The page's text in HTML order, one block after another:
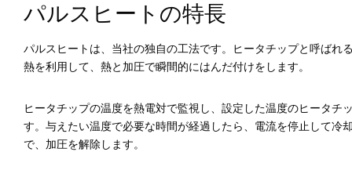
パルスヒートの特長
パルスヒートは、当社の独自の工法です。ヒータチップと呼ばれ
熱を利用して、熱と加圧で瞬間的にはんだ付けをします。
ヒータチップの温度を熱電対で監視し、設定した温度のヒータチ
す。与えたい温度で必要な時間が経過したら、電流を停止して冷
で、加圧を解除します。